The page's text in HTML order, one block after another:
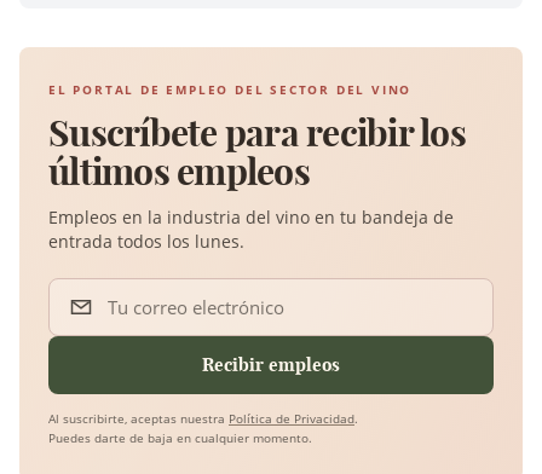
EL PORTAL DE EMPLEO DEL SECTOR DEL VINO
Suscríbete para recibir los
últimos empleos
Empleos en la industria del vino en tu bandeja de
entrada todos los lunes.
Tu correo electrónico
Recibir empleos
Al suscribirte, aceptas nuestra Política de Privacidad.
Puedes darte de baja en cualquier momento.